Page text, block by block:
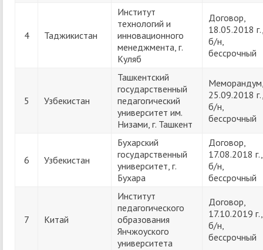
4 Таджикистан
Институт
технологий и
инновационного
менеджмента, г.
Куляб
Договор,
18.05.2018
б/н,
бессрочный
5 Узбекистан
Ташкентский
государственный
педагогический
университет им.
Низами, г. Ташкент
25.09.2018
б/н,
бессрочный
6 Узбекистан
Бухарский
государственный
университет, г.
Бухара
Договор,
17.08.2018 г.,
б/н,
бессрочный
7 Китай
Институт
педагогического
образования
Янчжоуского
университета
Договор,
17.10.2019 г.,
б/н,
бессрочный